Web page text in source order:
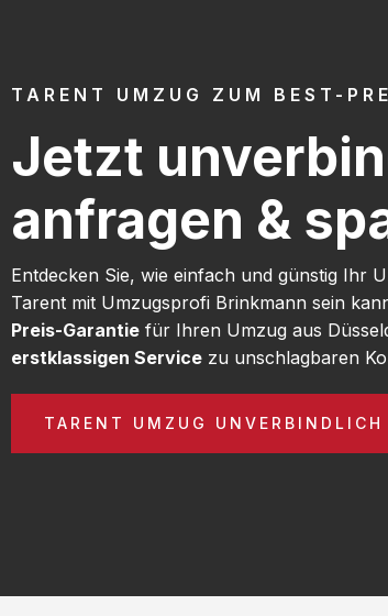
TARENT UMZUG ZUM BEST-
Jetzt
anfragen &
Entdecken Sie, wie einfach und günstig Ihr
Tarent mit Umzugsprofi Brinkmann sein
Preis-Garantie für Ihren Umzug aus
erstklassigen Service zu unschlagbaren
TARENT UMZUG UNVERBINDLICH